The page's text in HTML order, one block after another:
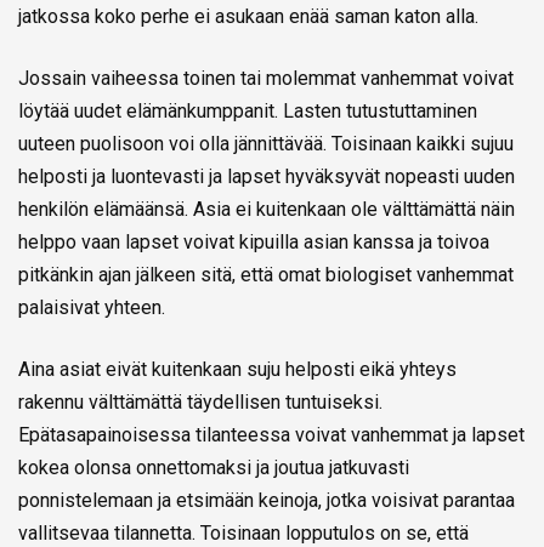
jatkossa koko perhe ei asukaan enää saman katon alla.
Jossain vaiheessa toinen tai molemmat vanhemmat voivat
löytää uudet elämänkumppanit. Lasten tutustuttaminen
uuteen puolisoon voi olla jännittävää. Toisinaan kaikki sujuu
helposti ja luontevasti ja lapset hyväksyvät nopeasti uuden
henkilön elämäänsä. Asia ei kuitenkaan ole välttämättä näin
helppo vaan lapset voivat kipuilla asian kanssa ja toivoa
pitkänkin ajan jälkeen sitä, että omat biologiset vanhemmat
palaisivat yhteen.
Aina asiat eivät kuitenkaan suju helposti eikä yhteys
rakennu välttämättä täydellisen tuntuiseksi.
Epätasapainoisessa tilanteessa voivat vanhemmat ja lapset
kokea olonsa onnettomaksi ja joutua jatkuvasti
ponnistelemaan ja etsimään keinoja, jotka voisivat parantaa
vallitsevaa tilannetta. Toisinaan lopputulos on se, että